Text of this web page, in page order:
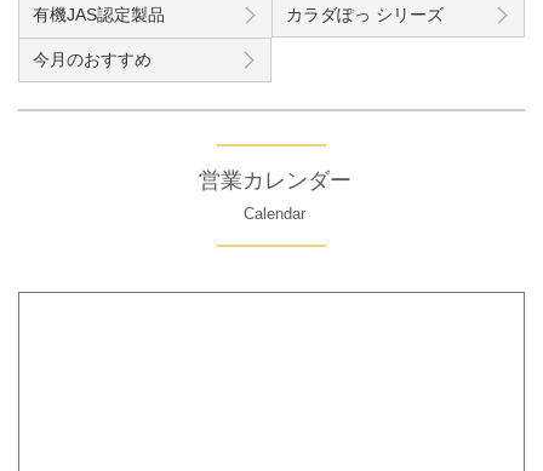
有機JAS認定製品 カラダぽっ シリーズ
今月のおすすめ
営業カレンダー
Calendar